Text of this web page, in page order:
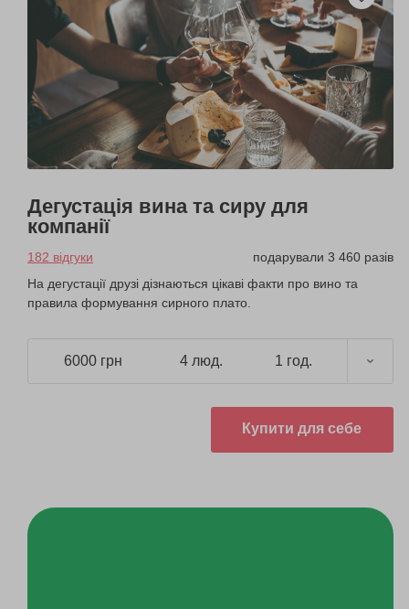
Дегустація вина та сиру для
компанії
182 відгуки
подарували 3 460 разів
На дегустації друзі дізнаються цікаві факти про вино та
правила формування сирного плато.
6000 грн 4 люд. 1 год.
Купити для себе